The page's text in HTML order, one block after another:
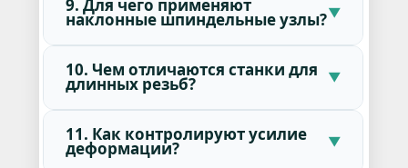
9. Для чего применяют
наклонные шпиндельные узлы?
10. Чем отличаются станки для
длинных резьб?
11. Как контролируют усилие
деформации?